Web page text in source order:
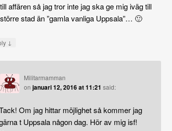
affären så jag tror inte jag ska ge mig iväg till
stad än ”gamla vanliga Uppsala”… 🙂
↓
Militarmamman
on januari 12, 2016 at 11:21 said:
Om jag hittar möjlighet så kommer jag
t Uppsala någon dag. Hör av mig isf!